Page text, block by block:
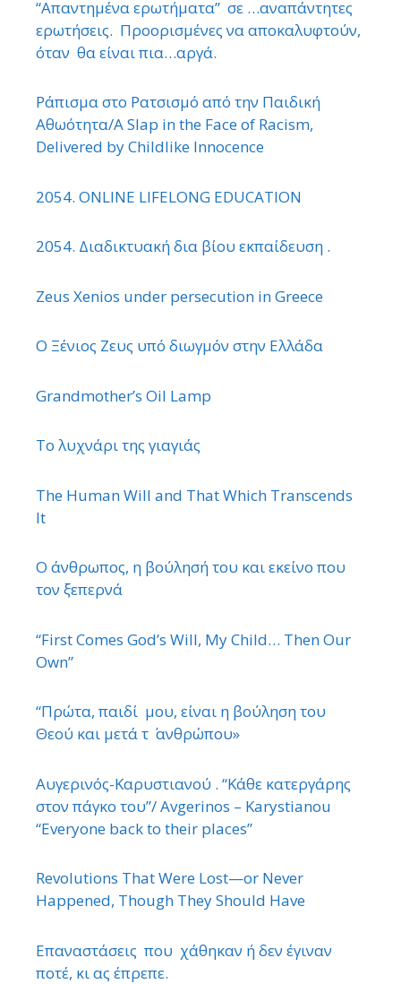
“Απαντημένα ερωτήματα” σε …αναπάντητες
ερωτήσεις. Προορισμένες να αποκαλυφτούν,
όταν θα είναι πια…αργά.
Ράπισμα στο Ρατσισμό από την Παιδική
Αθωότητα/A Slap in the Face of Racism,
Delivered by Childlike Innocence
2054. ONLINE LIFELONG EDUCATION
2054. Διαδικτυακή δια βίου εκπαίδευση .
Zeus Xenios under persecution in Greece
Ο Ξένιος Ζευς υπό διωγμόν στην Ελλάδα
Grandmother’s Oil Lamp
Το λυχνάρι της γιαγιάς
The Human Will and That Which Transcends
It
Ο άνθρωπος, η βούλησή του και εκείνο που
τον ξεπερνά
“First Comes God’s Will, My Child… Then Our
Own”
“Πρώτα, παιδί μου, είναι η βούληση του
Θεού και μετά τ ΄ ανθρώπου»
Αυγερινός-Καρυστιανού . “Κάθε κατεργάρης
στον πάγκο του”/ Avgerinos – Karystianou
“Εveryone back to their places”
Revolutions That Were Lost—or Never
Happened, Though They Should Have
Επαναστάσεις που χάθηκαν ή δεν έγιναν
ποτέ, κι ας έπρεπε.